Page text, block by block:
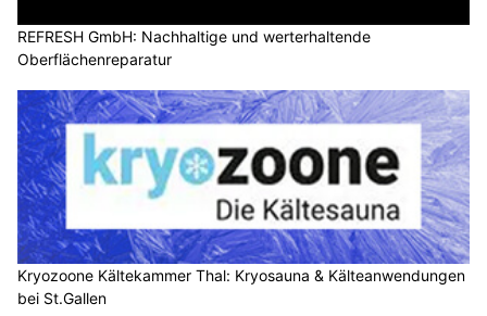
REFRESH GmbH: Nachhaltige und werterhaltende
Oberflächenreparatur
Kryozoone Kältekammer Thal: Kryosauna & Kälteanwendungen
bei St.Gallen